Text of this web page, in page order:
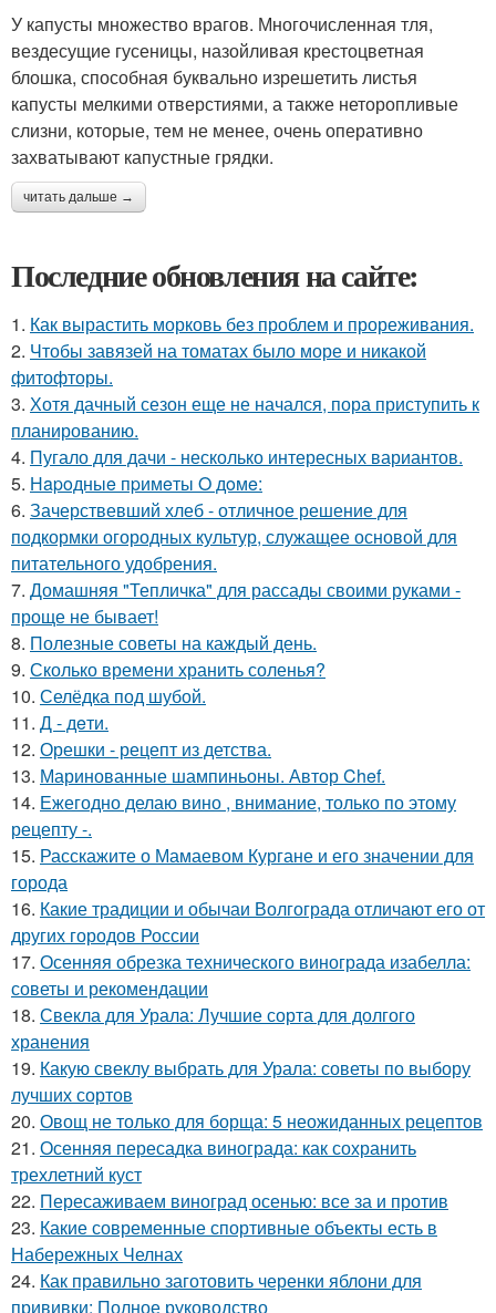
У капусты множество врагов. Многочисленная тля,
вездесущие гусеницы, назойливая крестоцветная
блошка, способная буквально изрешетить листья
капусты мелкими отверстиями, а также неторопливые
слизни, которые, тем не менее, очень оперативно
захватывают капустные грядки.
читать дальше →
Последние обновления на сайте:
1. Как вырастить морковь без проблем и прореживания.
2. Чтобы завязей на томатах было море и никакой
фитофторы.
3. Хотя дачный сезон еще не начался, пора приступить к
планированию.
4. Пугало для дачи - несколько интересных вариантов.
5. Нapoдныe пpимeты O дoмe:
6. Зачерствевший хлеб - отличное решение для
подкормки огородных культур, служащее основой для
питательного удобрения.
7. Домашняя "Тепличка" для рассады своими руками -
проще не бывает!
8. Полезные советы на каждый день.
9. Сколько времени хранить соленья?
10. Селёдка под шубой.
11. Д - дeти.
12. Орешки - рецепт из детства.
13. Маринованные шампиньоны. Автор Chef.
14. Ежегодно делаю вино , внимание, только по этому
рецепту -.
15. Расскажите о Мамаевом Кургане и его значении для
города
16. Какие традиции и обычаи Волгограда отличают его от
других городов России
17. Осенняя обрезка технического винограда изабелла:
советы и рекомендации
18. Свекла для Урала: Лучшие сорта для долгого
хранения
19. Какую свеклу выбрать для Урала: советы по выбору
лучших сортов
20. Овощ не только для борща: 5 неожиданных рецептов
21. Осенняя пересадка винограда: как сохранить
трехлетний куст
22. Пересаживаем виноград осенью: все за и против
23. Какие современные спортивные объекты есть в
Набережных Челнах
24. Как правильно заготовить черенки яблони для
прививки: Полное руководство